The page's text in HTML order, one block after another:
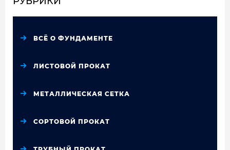
ВСЁ О ФУНДАМЕНТЕ
ЛИСТОВОЙ ПРОКАТ
МЕТАЛЛИЧЕСКАЯ СЕТКА
СОРТОВОЙ ПРОКАТ